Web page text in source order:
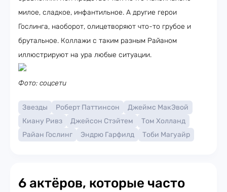
милое, сладкое, инфантильное. А другие герои
Гослинга, наоборот, олицетворяют что-то грубое и
брутальное. Коллажи с таким разным Райаном
иллюстрируют на ура любые ситуации.
Фото: соцсети
Звезды Роберт Паттинсон
Джеймс МакЭвой
Киану Ривз
Джейсон Стэйтем
Том Холланд
Райан Гослинг
Эндрю Гарфилд Тоби Магуайр
6 актёров, которые часто